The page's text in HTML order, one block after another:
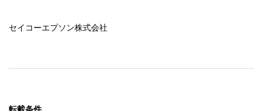
セイコーエプソン株式会社
転載条件